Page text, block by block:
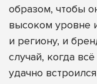
образом, чтобы
высоком уровне
и региону, и
случай, когда
удачно